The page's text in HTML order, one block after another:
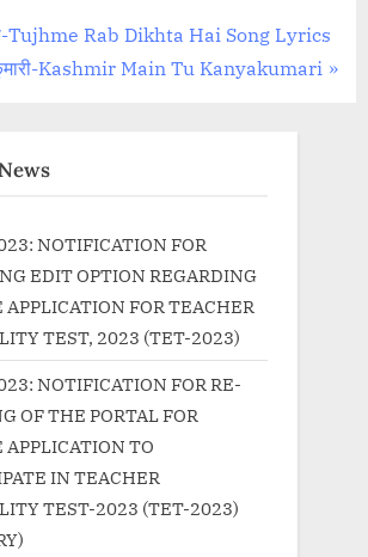
Tujhme Rab Dikhta Hai Song Lyrics
Kashmir Main Tu Kanyakumari
NOTIFICATION FOR
EDIT OPTION REGARDING
FOR TEACHER
TEST, 2023 (TET-2023)
NOTIFICATION FOR RE-
OF THE PORTAL FOR
TO
IN TEACHER
TEST-2023 (TET-2023)